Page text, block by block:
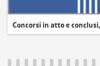
Concorsi in atto e